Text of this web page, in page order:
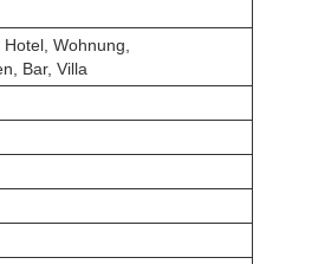
Wohnung,
Bar, Villa